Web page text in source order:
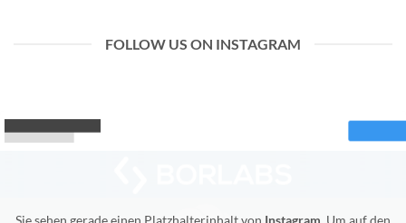
FOLLOW US ON INSTAGRAM